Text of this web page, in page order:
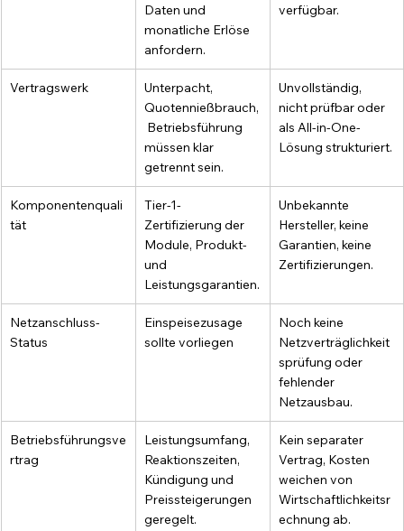
Daten und
monatliche Erlöse
anfordern.
verfügbar.
Vertragswerk
Unterpacht,
Quotennießbrauch,
Betriebsführung
müssen klar
getrennt sein.
Unvollständig,
nicht prüfbar oder
als All-in-One-
Lösung strukturiert.
Komponentenquali
tät
Tier-1-
Zertifizierung der
Module, Produkt-
und
Leistungsgarantien.
Unbekannte
Hersteller, keine
Garantien, keine
Zertifizierungen.
Netzanschluss-
Status
Einspeisezusage
sollte vorliegen
Noch keine
Netzverträglichkeit
sprüfung oder
fehlender
Netzausbau.
Betriebsführungsve
rtrag
Leistungsumfang,
Reaktionszeiten,
Kündigung und
Preissteigerungen
geregelt.
Kein separater
Vertrag, Kosten
weichen von
Wirtschaftlichkeitsr
echnung ab.